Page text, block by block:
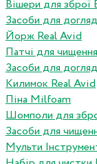
Вішери для зброї
Засоби для
Йорж Real Avid
Патчі для
Засоби для
Килимок Real Avid
Піна Milfoam
Шомполи для
Засоби для
Мульти